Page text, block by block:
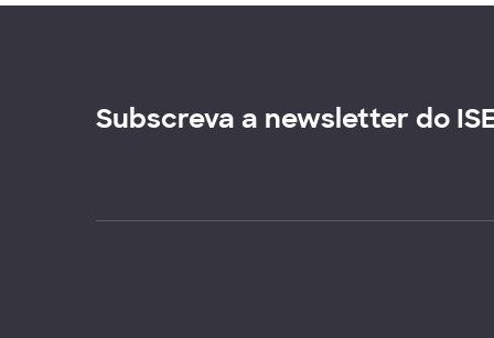
Subscreva a newsletter do